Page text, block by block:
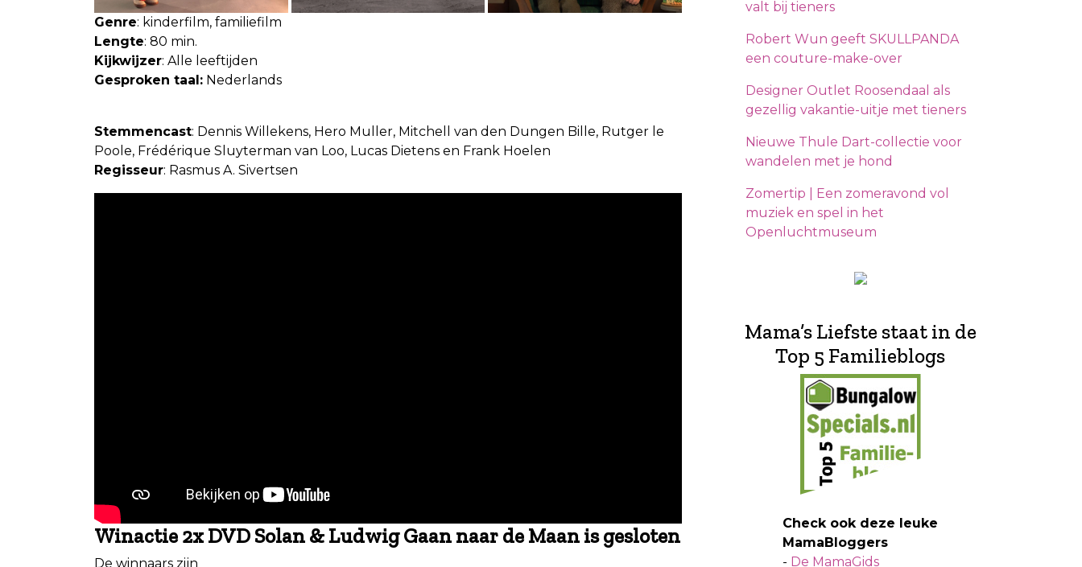
Genre: kinderfilm, familiefilm
Lengte: 80 min.
Kijkwijzer: Alle leeftijden
Gesproken taal: Nederlands
Stemmencast: Dennis Willekens, Hero Muller, Mitchell van den Dungen Bille, Rutger le
Poole, Frédérique Sluyterman van Loo, Lucas Dietens en Frank Hoelen
Regisseur: Rasmus A. Sivertsen
Winactie 2x DVD Solan & Ludwig Gaan naar de Maan is gesloten
De winnaars zijn
valt bij tieners
Robert Wun geeft SKULLPANDA
een couture-make-over
Designer Outlet Roosendaal als
gezellig vakantie-uitje met tieners
Nieuwe Thule Dart-collectie voor
wandelen met je hond
Zomertip | Een zomeravond vol
muziek en spel in het
Openluchtmuseum
Mama’s Liefste staat in de
Top 5 Familieblogs
Check ook deze leuke
MamaBloggers
- De MamaGids